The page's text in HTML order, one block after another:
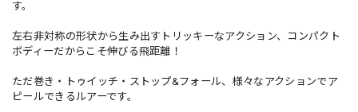
す。
左右非対称の形状から生み出すトリッキーなアクション、コンパクト
ボディーだからこそ伸びる飛距離！
ただ巻き・トゥイッチ・ストップ&フォール、様々なアクションでア
ピールできるルアーです。